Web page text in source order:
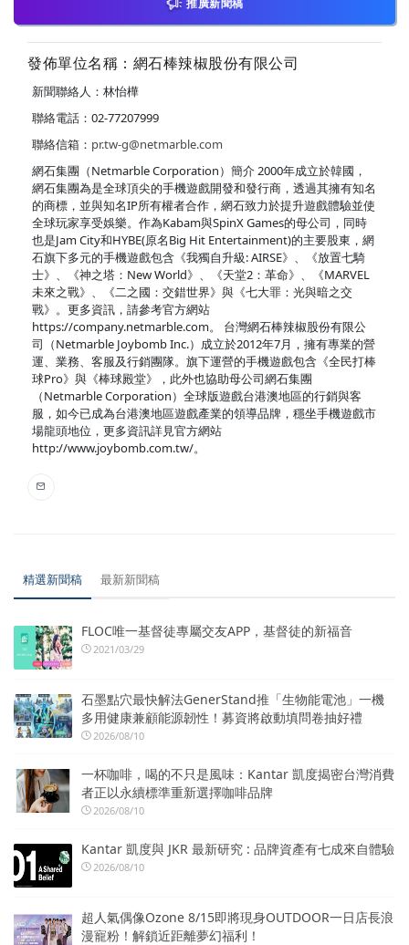
推廣新聞稿
發佈單位名稱：網石棒辣椒股份有限公司
新聞聯絡人：林怡樺
聯絡電話：02-77207999
聯絡信箱： pr.tw-g@netmarble.com
網石集團（Netmarble Corporation）簡介 2000年成立於韓國，
網石集團為是全球頂尖的手機遊戲開發和發行商，透過其擁有知名
的商標，並與知名IP所有權者合作，網石致力於提升遊戲體驗並使
全球玩家享受娛樂。作為Kabam與SpinX Games的母公司，同時
也是Jam City和HYBE(原名Big Hit Entertainment)的主要股東，網
石旗下多元的手機遊戲包含《我獨自升級: AIRSE》、《放置七騎
士》、《神之塔：New World》、《天堂2：革命》、《MARVEL
未來之戰》、《二之國：交錯世界》與《七大罪：光與暗之交
戰》。更多資訊，請參考官方網站
https://company.netmarble.com。 台灣網石棒辣椒股份有限公
司（Netmarble Joybomb Inc.）成立於2012年7月，擁有專業的營
運、業務、客服及行銷團隊。旗下運營的手機遊戲包含《全民打棒
球Pro》與《棒球殿堂》，此外也協助母公司網石集團
（Netmarble Corporation）全球版遊戲台港澳地區的行銷與客
服，如今已成為台港澳地區遊戲產業的領導品牌，穩坐手機遊戲市
場龍頭地位，更多資訊詳見官方網站
http://www.joybomb.com.tw/。
精選新聞稿 最新新聞稿
FLOC唯一基督徒專屬交友APP，基督徒的新福音
2021/03/29
石墨點穴最快解法GenerStand推「生物能電池」一機
多用健康兼顧能源韌性！募資將啟動填問卷抽好禮
2026/08/10
一杯咖啡，喝的不只是風味：Kantar 凱度揭密台灣消費
者正以永續標準重新選擇咖啡品牌
2026/08/10
Kantar 凱度與 JKR 最新研究 : 品牌資產有七成來自體驗
2026/08/10
超人氣偶像Ozone 8/15即將現身OUTDOOR一日店長浪
漫寵粉！解鎖近距離夢幻福利！